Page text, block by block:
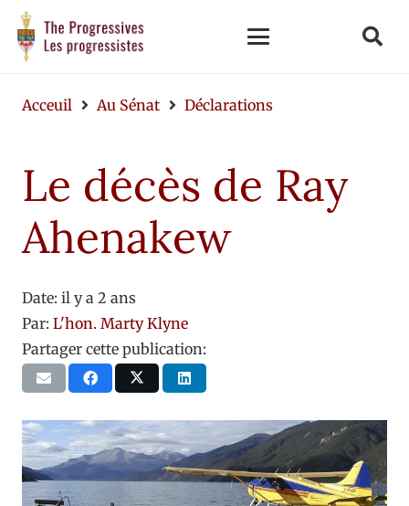
Acceuil Au Sénat Déclarations
Le décès de Ray
Ahenakew
Date: il y a 2 ans
Par: L'hon. Marty Klyne
Partager cette publication: